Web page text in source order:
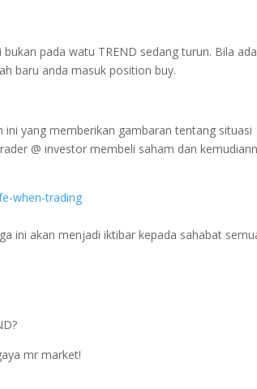
pada watu TREND sedang turun. Bila ada
baru anda masuk position buy.
yang memberikan gambaran tentang situasi
@ investor membeli saham dan
ini akan menjadi iktibar kepada sahabat
mr market!
Dapatkan Ebook
Version 2'